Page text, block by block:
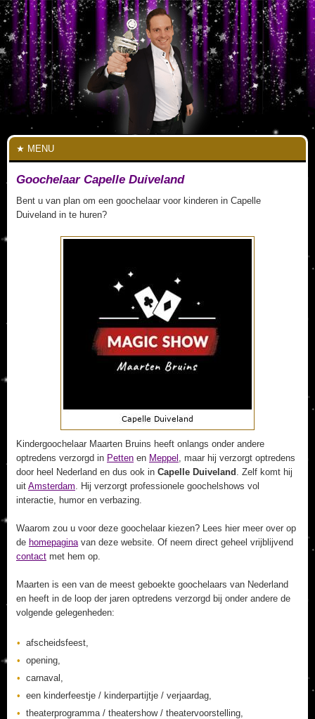
MENU
Goochelaar Capelle Duiveland
Bent u van plan om een goochelaar voor kinderen in Capelle
Duiveland in te huren?
Kindergoochelaar Maarten Bruins heeft onlangs onder andere
optredens verzorgd in Petten en Meppel , maar hij verzorgt optredens
door heel Nederland en dus ook in Capelle Duiveland . Zelf komt hij
uit Amsterdam. Hij verzorgt professionele goochelshows vol
interactie, humor en verbazing.
Waarom zou u voor deze goochelaar kiezen? Lees hier meer over op
de homepaginavan deze website. Of neem direct geheel vrijblijvend
contact met hem op.
Maarten is een van de meest geboekte goochelaars van Nederland
en heeft in de loop der jaren optredens verzorgd bij onder andere de
volgende gelegenheden:
afscheidsfeest,
opening,
carnaval,
een kinderfeestje / kinderpartijtje / verjaardag,
theaterprogramma / theatershow / theatervoorstelling,